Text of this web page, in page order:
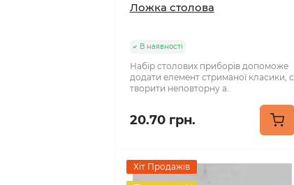
Ложка столова
В наявності
Набір столових приборів допоможе
додати елемент стриманої класики, с
творити неповторну а..
20.70 грн.
Хіт Продажів